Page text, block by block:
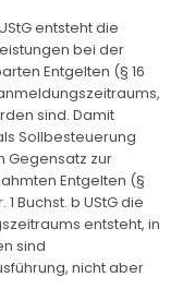
UStG entsteht die
bei der
Entgelten (§ 16
sind. Damit
Sollbesteuerung
Gegensatz zur
Entgelten (§
1 Buchst. b UStG die
entsteht, in
sind
nicht aber